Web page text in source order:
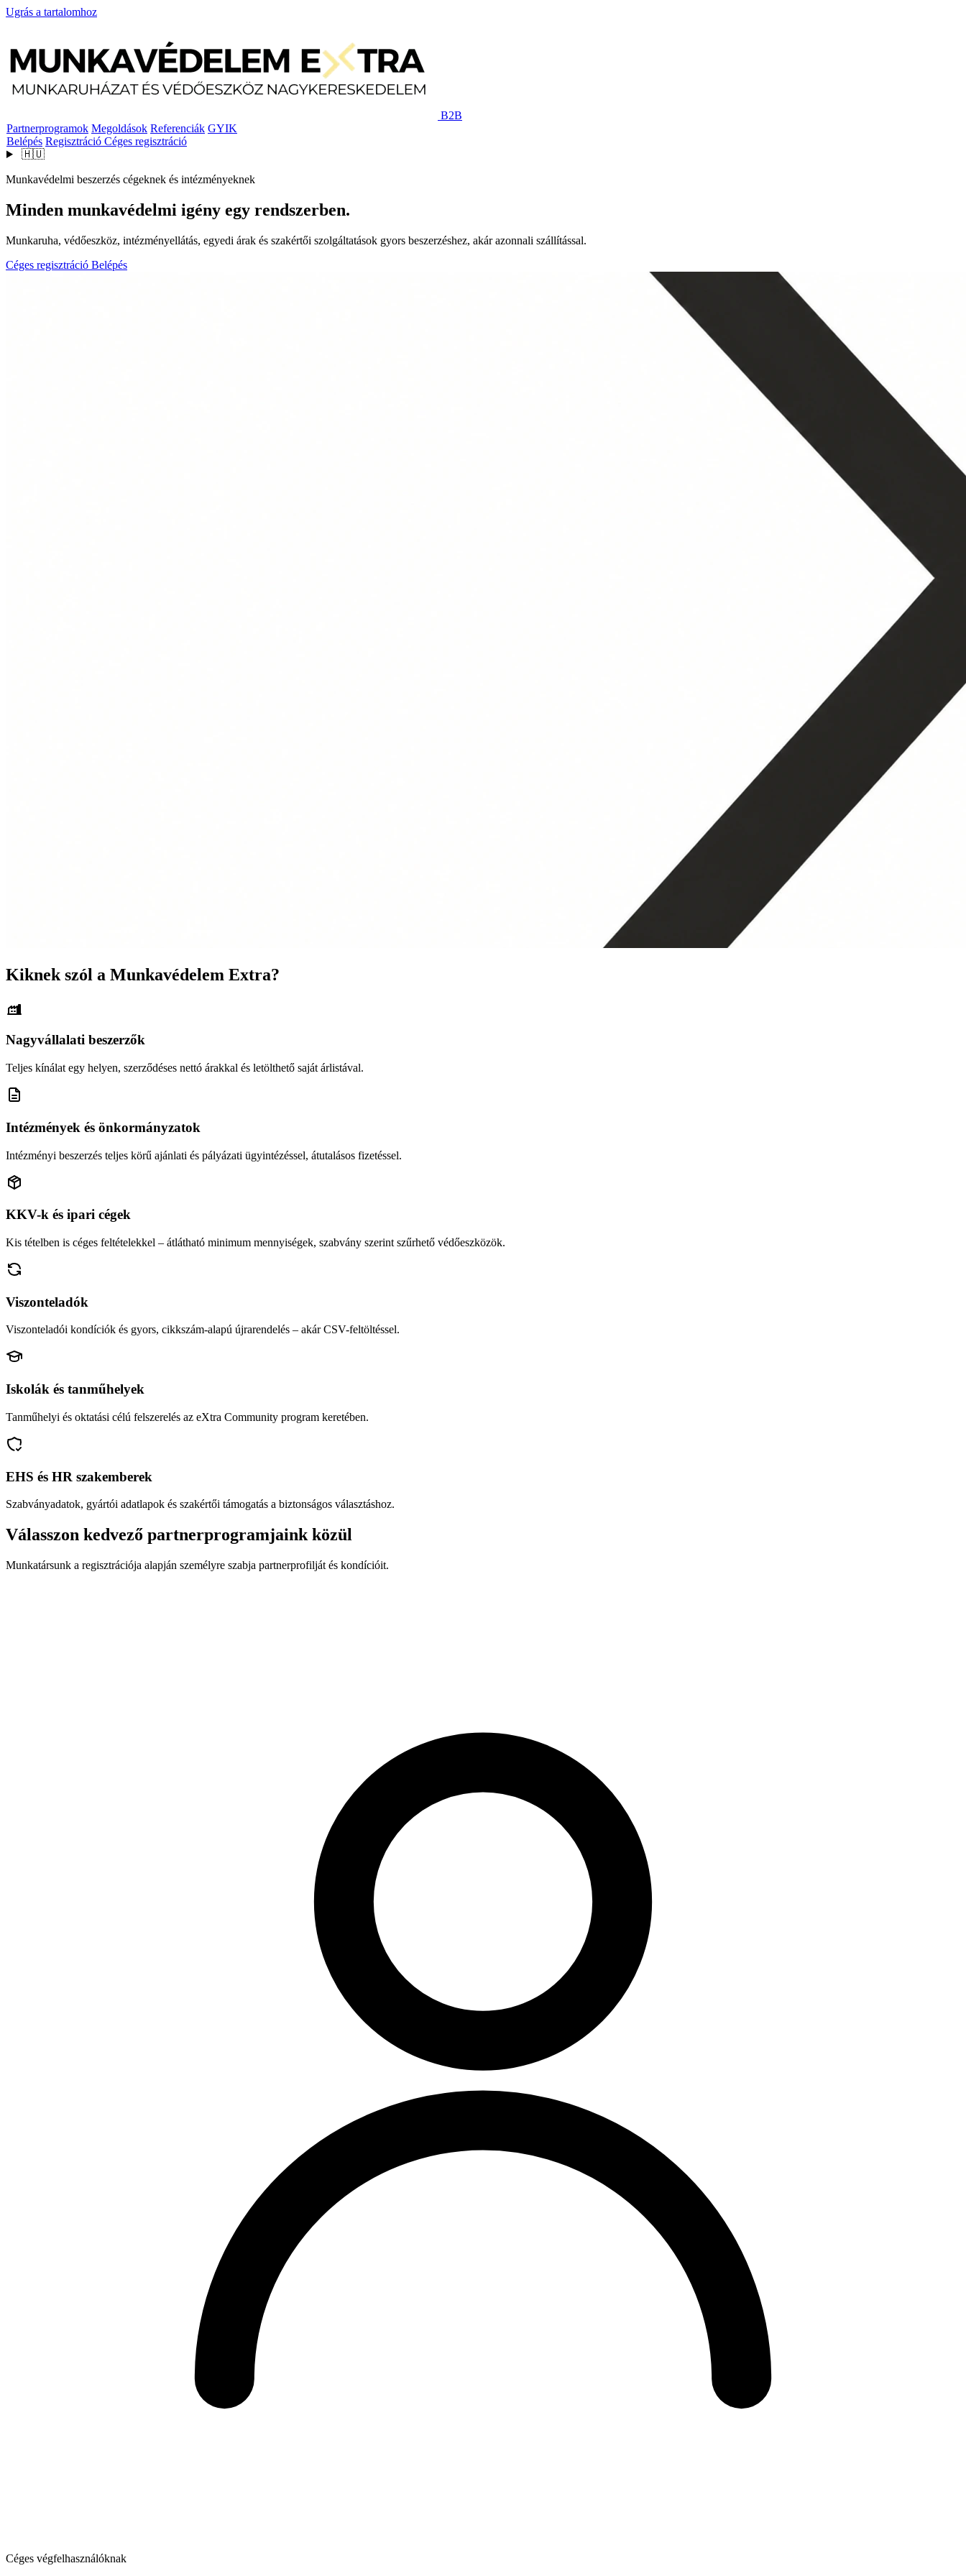
Ugrás a tartalomhoz
B2B
Partnerprogramok Megoldások Referenciák GYIK
Belépés Regisztráció Céges regisztráció
🇭🇺
Munkavédelmi beszerzés cégeknek és intézményeknek
Minden munkavédelmi igény egy rendszerben.
Munkaruha, védőeszköz, intézményellátás, egyedi árak és szakértői szolgáltatások gyors beszerzéshez, akár azonnali szállítással.
Céges regisztráció Belépés
Kiknek szól a Munkavédelem Extra?
Nagyvállalati beszerzők
Teljes kínálat egy helyen, szerződéses nettó árakkal és letölthető saját árlistával.
Intézmények és önkormányzatok
Intézményi beszerzés teljes körű ajánlati és pályázati ügyintézéssel, átutalásos fizetéssel.
KKV-k és ipari cégek
Kis tételben is céges feltételekkel – átlátható minimum mennyiségek, szabvány szerint szűrhető védőeszközök.
Viszonteladók
Viszonteladói kondíciók és gyors, cikkszám-alapú újrarendelés – akár CSV-feltöltéssel.
Iskolák és tanműhelyek
Tanműhelyi és oktatási célú felszerelés az eXtra Community program keretében.
EHS és HR szakemberek
Szabványadatok, gyártói adatlapok és szakértői támogatás a biztonságos választáshoz.
Válasszon kedvező partnerprogramjaink közül
Munkatársunk a regisztrációja alapján személyre szabja partnerprofilját és kondícióit.
Céges végfelhasználóknak